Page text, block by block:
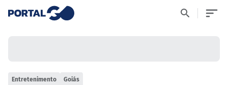
Entretenimento Goiás